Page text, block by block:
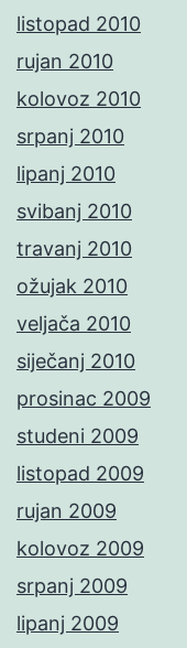
listopad 2010
rujan 2010
kolovoz 2010
srpanj 2010
lipanj 2010
svibanj 2010
travanj 2010
ožujak 2010
veljača 2010
siječanj 2010
prosinac 2009
studeni 2009
listopad 2009
rujan 2009
kolovoz 2009
srpanj 2009
lipanj 2009